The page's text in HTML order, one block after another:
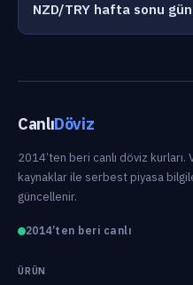
NZD/TRY hafta sonu
CanlıDöviz
2014’ten beri canlı döviz kurları.
kaynaklar ile serbest piyasa
güncellenir.
2014’ten beri canlı
ÜRÜN